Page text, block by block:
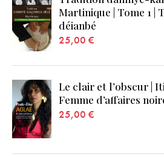
Martinique | Tome 1 |
déianbé
25,00 €
Le clair et l’obscur |
Femme d’affaires
25,00 €